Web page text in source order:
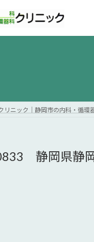
リニック｜静岡市の内科・循環
静岡県静